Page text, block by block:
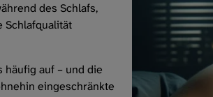
des Schlafs,
Schlafqualität
auf – und die
eingeschränkte